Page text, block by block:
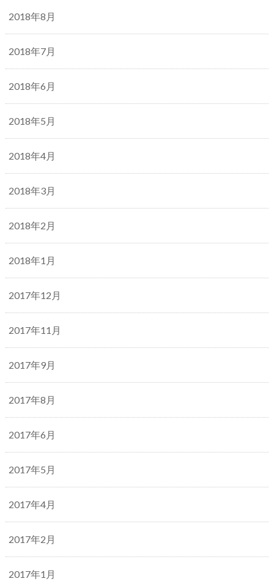
2018年8月
2018年7月
2018年6月
2018年5月
2018年4月
2018年3月
2018年2月
2018年1月
2017年12月
2017年11月
2017年9月
2017年8月
2017年6月
2017年5月
2017年4月
2017年2月
2017年1月